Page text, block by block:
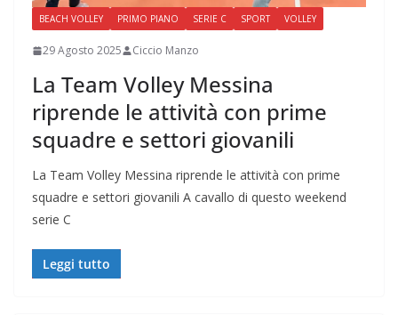
BEACH VOLLEY PRIMO PIANO SERIE C SPORT VOLLEY
29 Agosto 2025 Ciccio Manzo
La Team Volley Messina
riprende le attività con prime
squadre e settori giovanili
La Team Volley Messina riprende le attività con prime
squadre e settori giovanili A cavallo di questo weekend
serie C
Leggi tutto